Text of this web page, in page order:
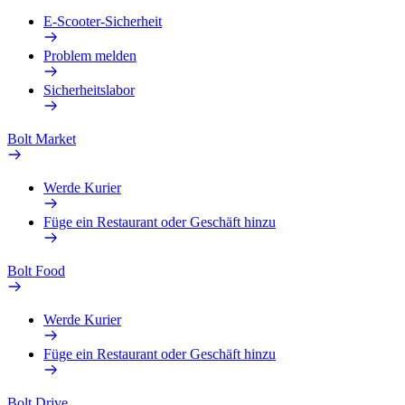
E-Scooter-Sicherheit
Problem melden
Sicherheitslabor
Bolt Market
Werde Kurier
Füge ein Restaurant oder Geschäft hinzu
Bolt Food
Werde Kurier
Füge ein Restaurant oder Geschäft hinzu